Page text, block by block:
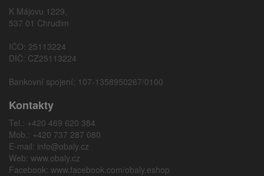
K Májovu 1229,
537 01 Chrudim
IČO: 25113224
DIČ: CZ25113224
Bankovní spojení: 107-1358950267/0100
Kontakty
Tel.: +420 469 620 384
Mob.: +420 737 287 080
E-mail: info@obaly.cz
Web: www.obaly.cz
Facebook: www.facebook.com/obaly.eshop